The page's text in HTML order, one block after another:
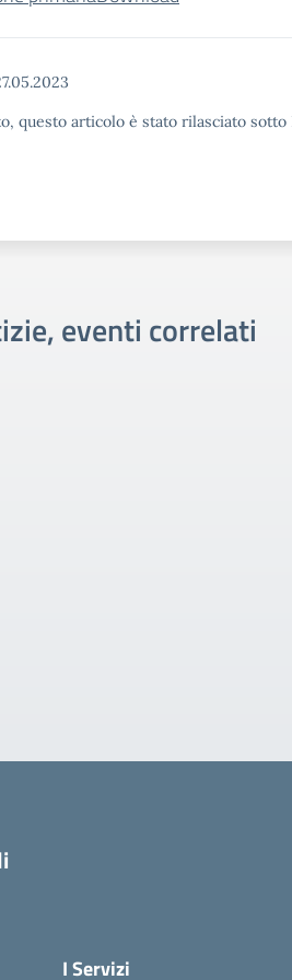
questo articolo è stato rilasciato
eventi correlati
I Servizi